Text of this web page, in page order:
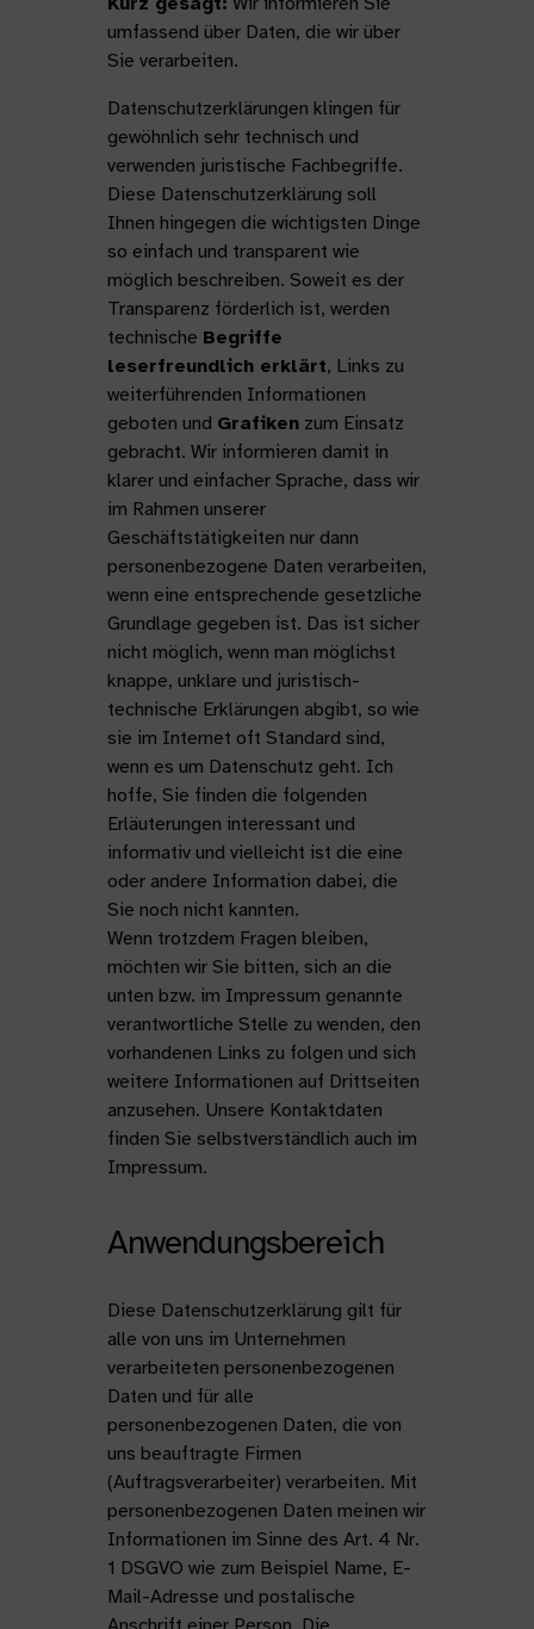
umfassend über Daten, die wir über
Sie verarbeiten.
Datenschutzerklärungen klingen für
gewöhnlich sehr technisch und
verwenden juristische Fachbegriffe.
Diese Datenschutzerklärung soll
Ihnen hingegen die wichtigsten Dinge
so einfach und transparent wie
möglich beschreiben. Soweit es der
Transparenz förderlich ist, werden
technische Begriffe
leserfreundlich erklärt, Links zu
weiterführenden Informationen
geboten und Grafikenzum Einsatz
gebracht. Wir informieren damit in
klarer und einfacher Sprache, dass wir
im Rahmen unserer
Geschäftstätigkeiten nur dann
personenbezogene Daten verarbeiten,
wenn eine entsprechende gesetzliche
Grundlage gegeben ist. Das ist sicher
nicht möglich, wenn man möglichst
knappe, unklare und juristisch-
technische Erklärungen abgibt, so wie
sie im Internet oft Standard sind,
wenn es um Datenschutz geht. Ich
hoffe, Sie finden die folgenden
Erläuterungen interessant und
informativ und vielleicht ist die eine
oder andere Information dabei, die
Sie noch nicht kannten.
Wenn trotzdem Fragen bleiben,
möchten wir Sie bitten, sich an die
unten bzw. im Impressum genannte
verantwortliche Stelle zu wenden, den
vorhandenen Links zu folgen und sich
weitere Informationen auf Drittseiten
anzusehen. Unsere Kontaktdaten
finden Sie selbstverständlich auch im
Impressum.
Anwendungsbereich
Diese Datenschutzerklärung gilt für
alle von uns im Unternehmen
verarbeiteten personenbezogenen
Daten und für alle
personenbezogenen Daten, die von
uns beauftragte Firmen
(Auftragsverarbeiter) verarbeiten. Mit
personenbezogenen Daten meinen wir
Informationen im Sinne des Art. 4 Nr.
1 DSGVO wie zum Beispiel Name, E-
Mail-Adresse und postalische